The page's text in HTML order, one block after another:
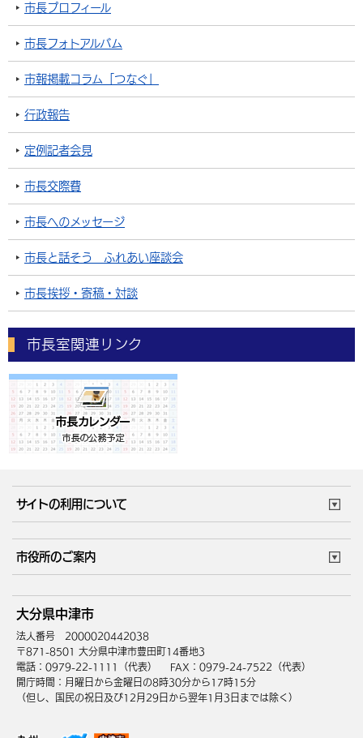
市長プロフィール
市長フォトアルバム
市報掲載コラム「つなぐ」
行政報告
定例記者会見
市長交際費
市長へのメッセージ
市長と話そう ふれあい座談会
市長挨拶・寄稿・対談
市長室関連リンク
サイトの利用について
サイトマップ
市役所のご案内
庁舎地図 組織案内
中津市へのアクセス
大分県中津市
法人番号 2000020442038
〒871-8501 大分県中津市豊田町14番地3
電話：0979-22-1111（代表）
FAX：0979-24-7522（代表）
開庁時間：月曜日から金曜日の8時30分から17時15分
（但し、国民の祝日及び12月29日から翌年1月3日までは除く）